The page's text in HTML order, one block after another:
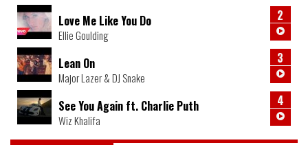
Love Me Like You Do
Ellie Goulding
2
Lean On
Major Lazer & DJ Snake
3
See You Again ft. Charlie Puth
Wiz Khalifa
4